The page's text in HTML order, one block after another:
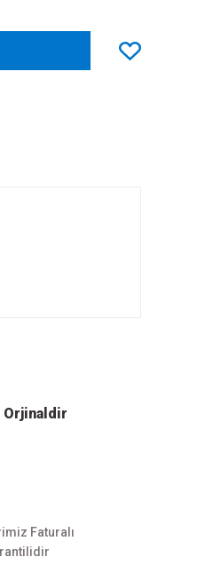
Orjinaldir
Faturalı